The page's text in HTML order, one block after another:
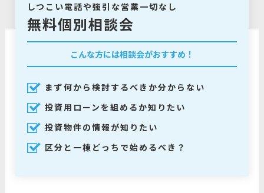
しつこい電話や強引な営業一切なし
無料個別相談会
こんな方には相談会がおすすめ！
まず何から検討するべきか分からない
投資用ローンを組めるか知りたい
投資物件の情報が知りたい
区分と一棟どっちで始めるべき？